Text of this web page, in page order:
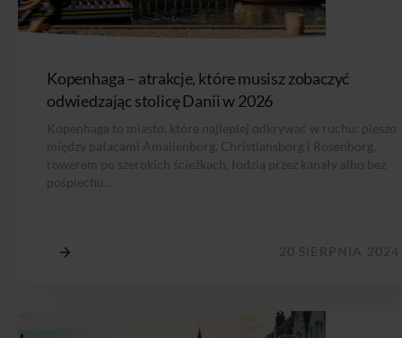
Kopenhaga – atrakcje, które musisz zobaczyć
odwiedzając stolicę Danii w 2026
Kopenhaga to miasto, które najlepiej odkrywać w ruchu: pieszo
między pałacami Amalienborg, Christiansborg i Rosenborg,
rowerem po szerokich ścieżkach, łodzią przez kanały albo bez
pośpiechu...
20 SIERPNIA 2024